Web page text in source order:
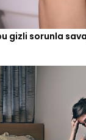
gizli sorunla